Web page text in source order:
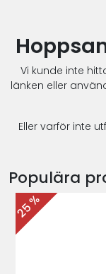
Vi kunde inte
länken eller
Eller varför inte
Populära
25 %